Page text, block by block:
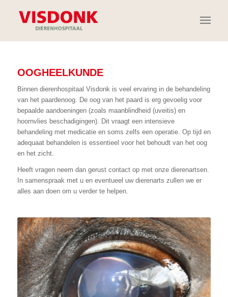
OOGHEELKUNDE
Binnen dierenhospitaal Visdonk is veel ervaring in de behandeling
van het paardenoog. De oog van het paard is erg gevoelig voor
bepaalde aandoeningen (zoals maanblindheid (uveitis) en
hoornvlies beschadigingen). Dit vraagt een intensieve
behandeling met medicatie en soms zelfs een operatie. Op tijd en
adequaat behandelen is essentieel voor het behoudt van het oog
en het zicht.
Heeft vragen neem dan gerust contact op met onze dierenartsen.
In samenspraak met u en eventueel uw dierenarts zullen we er
alles aan doen om u verder te helpen.